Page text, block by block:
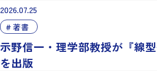
2026.07.25
著書
示野信一・理学部教授が『線型
を出版